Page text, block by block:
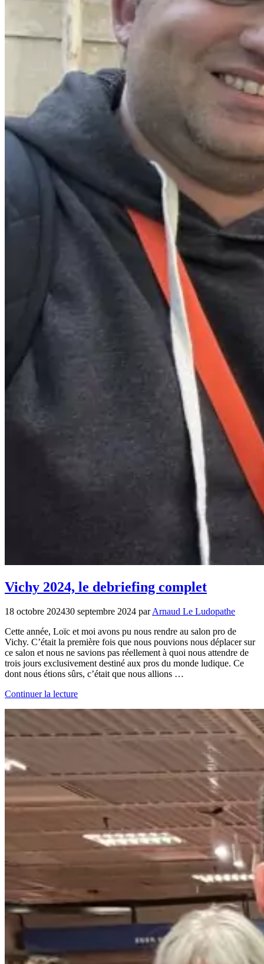
Vichy 2024, le debriefing complet
18 octobre 202430 septembre 2024 parArnaud Le Ludopathe
Cette année, Loïc et moi avons pu nous rendre au salon pro de
Vichy. C’était la première fois que nous pouvions nous déplacer sur
ce salon et nous ne savions pas réellement à quoi nous attendre de
trois jours exclusivement destiné aux pros du monde ludique. Ce
dont nous étions sûrs, c’était que nous allions …
Continuer la lecture